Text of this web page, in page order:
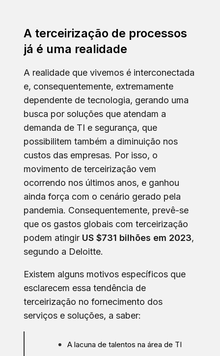
A terceirização de processos
já é uma realidade
A realidade que vivemos é interconectada
e, consequentemente, extremamente
dependente de tecnologia, gerando uma
busca por soluções que atendam a
demanda de TI e segurança, que
possibilitem também a diminuição nos
custos das empresas. Por isso, o
movimento de terceirização vem
ocorrendo nos últimos anos, e ganhou
ainda força com o cenário gerado pela
pandemia. Consequentemente, prevê-se
que os gastos globais com terceirização
podem atingir US $731 bilhões em 2023,
segundo a Deloitte.
Existem alguns motivos específicos que
esclarecem essa tendência de
terceirização no fornecimento dos
serviços e soluções, a saber:
A lacuna de talentos na área de TI